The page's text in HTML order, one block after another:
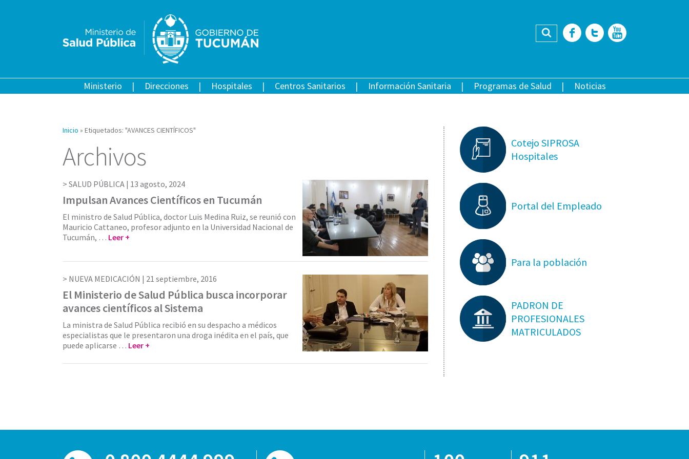
Buscar Facebook
Twitter
Ministerio Direcciones Hospitales Centros Sanitarios Información Sanitaria Programas de Salud Noticias
Inicio » Etiquetados: "AVANCES CIENTÍFICOS"
Archivos
SALUD PÚBLICA | 13 agosto, 2024
Impulsan Avances Científicos en Tucumán
El ministro de Salud Pública, doctor Luis Medina Ruiz, se reunió con
Mauricio Cattaneo, profesor adjunto en la Universidad Nacional de
Tucumán, … Leer +
NUEVA MEDICACIÓN | 21 septiembre, 2016
El Ministerio de Salud Pública busca incorporar
avances científicos al Sistema
La ministra de Salud Pública recibió en su despacho a médicos
especialistas que le presentaron una droga inédita en el país, que
puede aplicarse … Leer +
Cotejo SIPROSA
Hospitales
Portal del Empleado
Para la población
PADRON DE
PROFESIONALES
MATRICULADOS